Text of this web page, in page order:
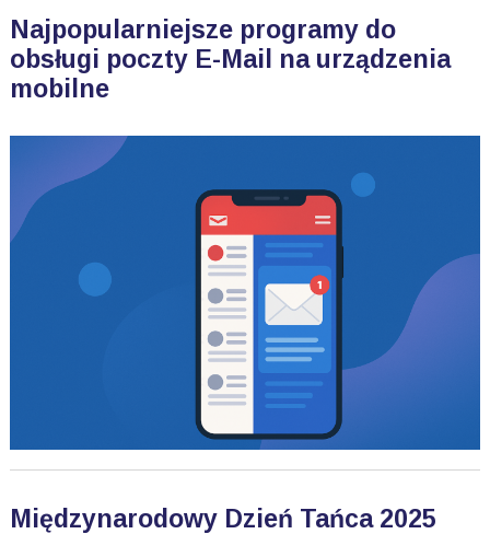
Najpopularniejsze programy do
obsługi poczty E-Mail na urządzenia
mobilne
Międzynarodowy Dzień Tańca 2025